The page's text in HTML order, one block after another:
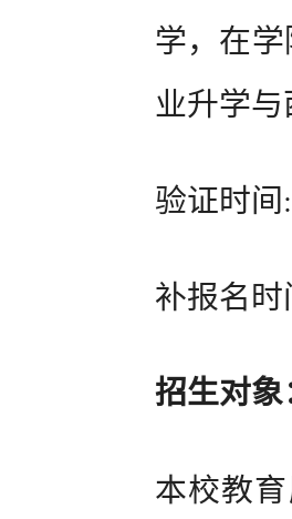
学，在
业升学
验证时间
补报名时
招生对象
本校教